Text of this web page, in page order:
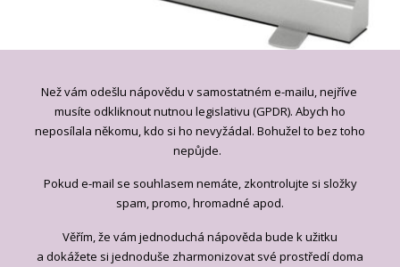
Nežvám odešlu nápovědu v samostatném e-mailu, nejříve
musíte odkliknout nutnou legislativu (GPDR). Abych ho
neposílala někomu, kdo si ho nevyžádal. Bohužel to bez toho
nepůjde.
Pokud e-mail se souhlasem nemáte, zkontrolujte si složky
spam, promo, hromadné apod.
Věřím, že vám jednoduchá nápověda bude k užitku
a dokážete si jednoduše zharmonizovat své prostředí doma